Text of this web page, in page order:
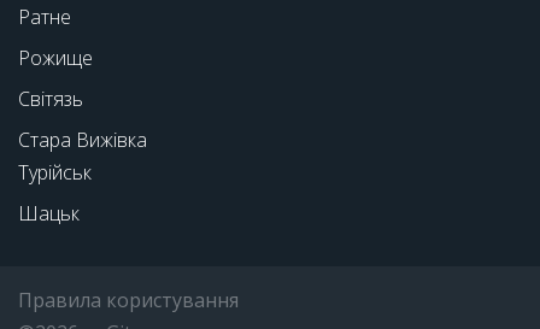
Ратне
Рожище
Світязь
Стара Вижівка
Турійськ
Шацьк
Правила користування